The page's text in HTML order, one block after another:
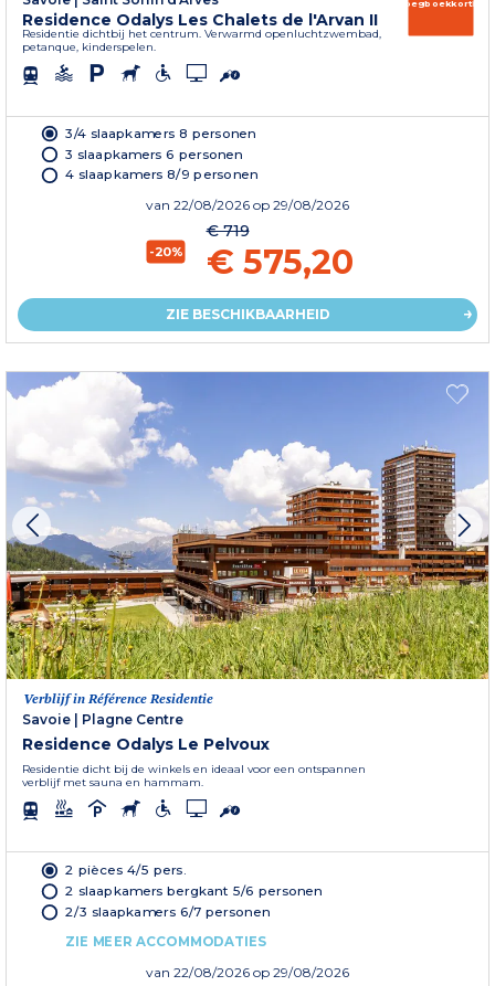
Residence Odalys Les Chalets de l'Arvan II
Residentie dichtbij het centrum. Verwarmd openluchtzwembad,
petanque, kinderspelen.
Vroegboekkorting
3/4 slaapkamers 8 personen
3 slaapkamers 6 personen
4 slaapkamers 8/9 personen
van 22/08/2026 op 29/08/2026
-20%
€ 719
€ 575,20
ZIE BESCHIKBAARHEID
Verblijf in Référence Residentie
Savoie | Plagne Centre
Residence Odalys Le Pelvoux
Residentie dicht bij de winkels en ideaal voor een ontspannen
verblijf met sauna en hammam.
2 pièces 4/5 pers.
2 slaapkamers bergkant 5/6 personen
2/3 slaapkamers 6/7 personen
ZIE MEER ACCOMMODATIES
van 22/08/2026 op 29/08/2026